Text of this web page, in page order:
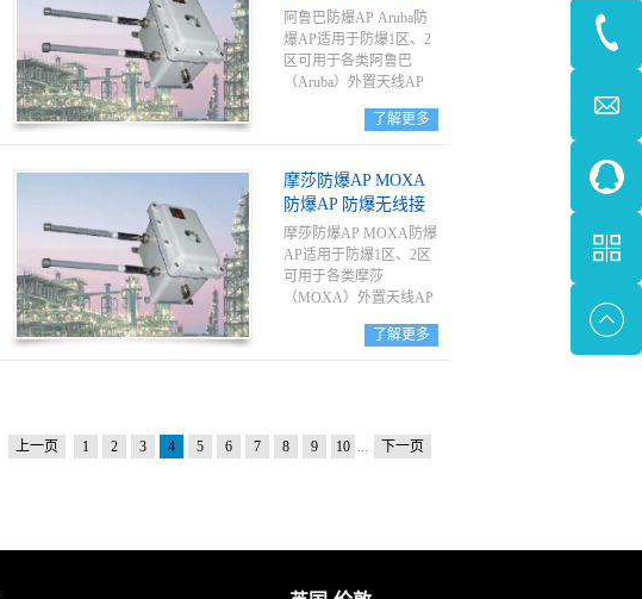
入点
阿鲁巴防爆AP Aruba防
爆AP适用于防爆1区、2
区可用于各类阿鲁巴
（Aruba）外置天线AP
了解更多
摩莎防爆AP MOXA
防爆AP 防爆无线接
入点
摩莎防爆AP MOXA防爆
AP适用于防爆1区、2区
可用于各类摩莎
（MOXA）外置天线AP
了解更多
上一页 1 2 3 4 5 6 7 8 9 10 ... 下一页